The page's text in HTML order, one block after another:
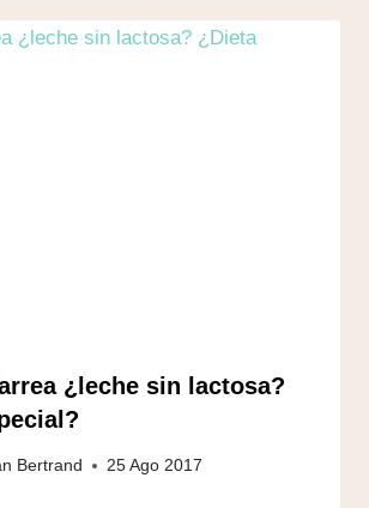
¿leche sin lactosa?
Bertrand 25 Ago 2017